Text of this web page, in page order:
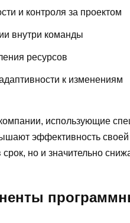
и контроля за проектом
внутри команды
ресурсов
к изменениям
компании, использующие
эффективность
но и значительно